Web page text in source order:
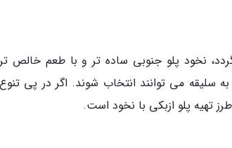
نخود پلو جنوبی ساده تر و با طعم خالص تر
می توانند انتخاب شوند. اگر در پی تنوع
تهیه پلو ازبکی با نخود است.